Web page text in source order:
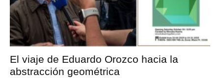
El viaje de Eduardo Orozco hacia la
abstracción geométrica